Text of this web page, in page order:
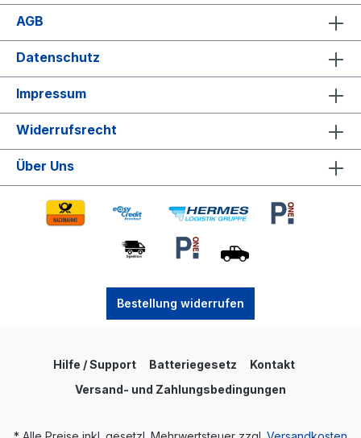
AGB
Datenschutz
Impressum
Widerrufsrecht
Über Uns
Bestellung widerrufen
Hilfe / Support Batteriegesetz
Kontakt
Versand- und Zahlungsbedingungen